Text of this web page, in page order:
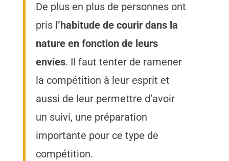
De plus en plus de personnes ont
pris l’habitude de courir dans la
nature en fonction de leurs
envies. Il faut tenter de ramener
la compétition à leur esprit et
aussi de leur permettre d’avoir
un suivi, une préparation
importante pour ce type de
compétition.